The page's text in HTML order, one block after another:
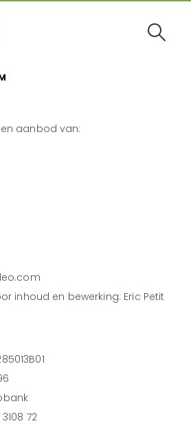
aanbod van:
inhoud en bewerking: Eric Petit
3108 72